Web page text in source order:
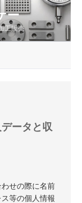
ー
工販売
ータと収
せの際に名前
等の個人情報